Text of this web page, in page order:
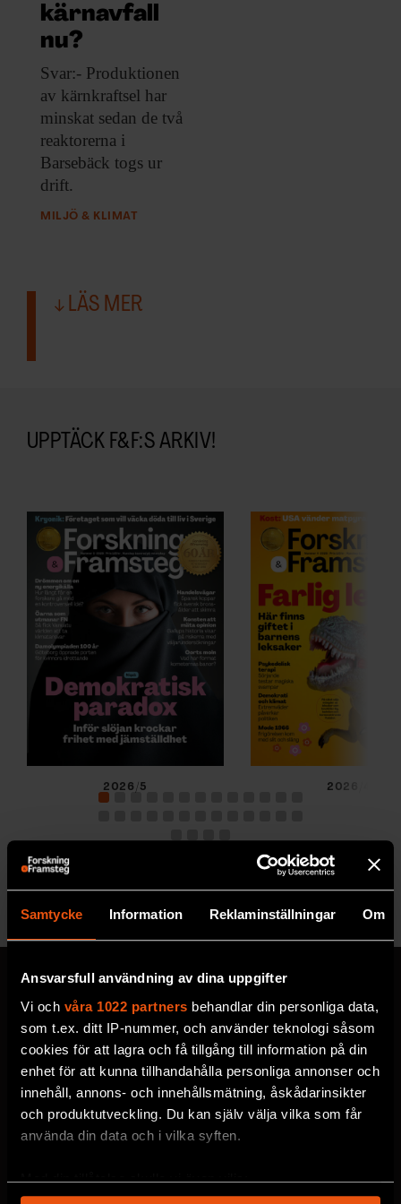
Samtycke Information Reklaminställningar Om
Ansvarsfull användning av dina uppgifter
Vi och våra 1022 partners behandlar din personliga data,
som t.ex. ditt IP-nummer, och använder teknologi såsom
cookies för att lagra och få tillgång till information på din
enhet för att kunna tillhandahålla personliga annonser och
innehåll, annons- och innehållsmätning, åskådarinsikter
och produktutveckling. Du kan själv välja vilka som får
använda din data och i vilka syften.
Med din tillåtelse skulle vi även vilja:
ARKIV & E-TIDNING
LYSSNA/PODD
EVENEMANG & RESOR
SHOP
PRENUMERERA PÅ F&F
kärnavfall
nu?
Svar:- Produktionen
av kärnkraftsel har
minskat sedan de två
reaktorerna i
Barsebäck togs ur
drift.
MILJÖ & KLIMAT
LÄS MER
UPPTÄCK F&F:S ARKIV!
2026/5 2026/4
Se alla utgåvor
MISSA ALDRIG EN NYHET
Prenumerera på F&F:s
nyhetsbrev här!
prenumereraknappen. Läs om hur vi